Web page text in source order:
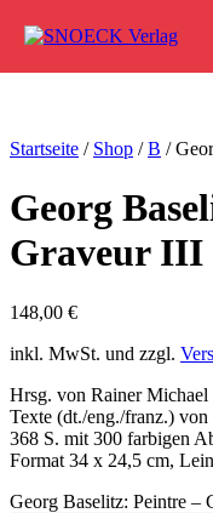
Startseite / Shop /B /
Georg
Graveur III
148,00 €
inkl. MwSt. und zzgl.
Hrsg. von Rainer
Texte (dt./eng./franz.)
368 S. mit 300 farbigen
Format 34 x 24,5 cm,
Georg Baselitz: Peintre –